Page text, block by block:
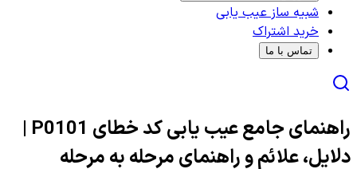
شبیه ساز عیب یابی
خرید اشتراک
تماس با ما
راهنمای جامع عیب یابی کد خطای P0101 |
دلایل، علائم و راهنمای مرحله به مرحله